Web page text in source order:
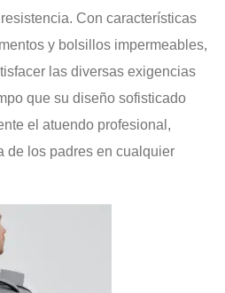
Con características
y bolsillos impermeables,
las diversas exigencias
que su diseño sofisticado
el atuendo profesional,
de los padres en cualquier